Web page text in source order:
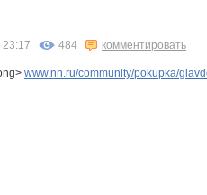
23:17 484 комментировать
www.nn.ru/community/pokupka/